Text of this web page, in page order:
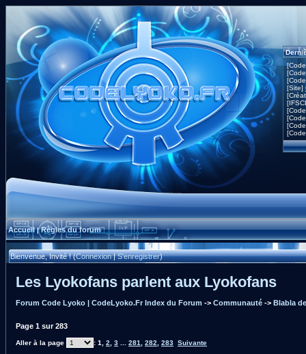
[Site]
Accueil|Règles du forum
Bienvenue, Invité ! (Connexion|S'enregistrer)
Les Lyokofans parlent aux Lyokofans
Forum Code Lyoko | CodeLyoko.Fr Index du Forum -> Communauté -> Blabla
Page 1 sur283
Aller à la page : 1 2 3 281 282 283 Suivante